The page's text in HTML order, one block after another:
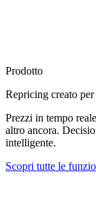
Prodotto
Repricing creato per
Prezzi in tempo
altro ancora.
intelligente.
Scopri tutte le